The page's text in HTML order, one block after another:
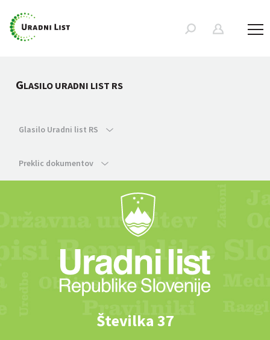
GLASILO URADNI LIST RS
Glasilo Uradni list RS
Preklic dokumentov
Številka 37